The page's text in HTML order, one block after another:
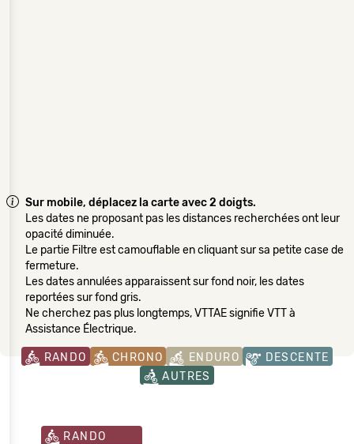
Sur mobile, déplacez la carte avec 2 doigts.
Les dates ne proposant pas les distances recherchées ont leur
opacité diminuée.
Le partie Filtre est camouflable en cliquant sur sa petite case de
fermeture.
Les dates annulées apparaissent sur fond noir, les dates
reportées sur fond gris.
Ne cherchez pas plus longtemps, VTTAE signifie VTT à
Assistance Électrique.
RANDO CHRONO ENDURO
DESCENTE
AUTRES
RANDO